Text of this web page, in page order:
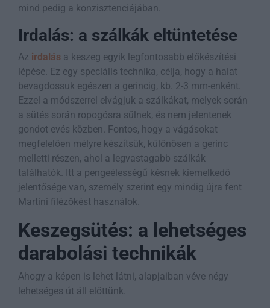
mind pedig a konzisztenciájában.
Irdalás: a szálkák eltüntetése
Az irdalás a keszeg egyik legfontosabb előkészítési
lépése. Ez egy speciális technika, célja, hogy a halat
bevagdossuk egészen a gerincig, kb. 2-3 mm-enként.
Ezzel a módszerrel elvágjuk a szálkákat, melyek során
a sütés során ropogósra sülnek, és nem jelentenek
gondot evés közben. Fontos, hogy a vágásokat
megfelelően mélyre készítsük, különösen a gerinc
melletti részen, ahol a legvastagabb szálkák
találhatók. Itt a pengeélességű késnek kiemelkedő
jelentősége van, személy szerint egy mindig újra fent
Martini filézőkést használok.
Keszegsütés: a lehetséges
darabolási technikák
Ahogy a képen is lehet látni, alapjaiban véve négy
lehetséges út áll előttünk.